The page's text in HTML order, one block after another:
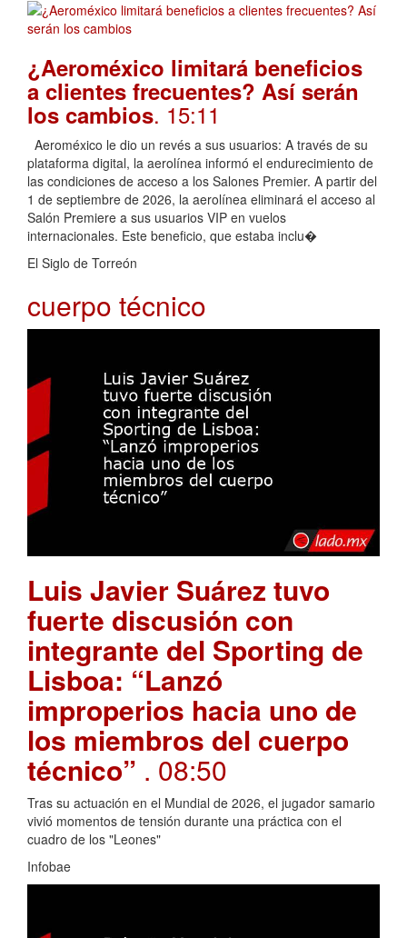
¿Aeroméxico limitará beneficios
a clientes frecuentes? Así serán
los cambios. 15:11
Aeroméxico le dio un revés a sus usuarios: A través de su
plataforma digital, la aerolínea informó el endurecimiento de
las condiciones de acceso a los Salones Premier. A partir del
1 de septiembre de 2026, la aerolínea eliminará el acceso al
Salón Premiere a sus usuarios VIP en vuelos
internacionales. Este beneficio, que estaba inclu�
El Siglo de Torreón
cuerpo técnico
Luis Javier Suárez tuvo
fuerte discusión con
integrante del Sporting de
Lisboa: “Lanzó
improperios hacia uno de
los miembros del cuerpo
técnico” . 08:50
Tras su actuación en el Mundial de 2026, el jugador samario
vivió momentos de tensión durante una práctica con el
cuadro de los "Leones"
Infobae